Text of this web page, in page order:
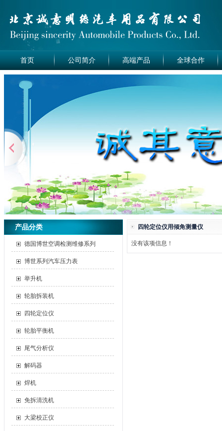
首页 公司简介 高端产品 全球合作
产品分类
德国博世空调检测维修系列
博世系列汽车压力表
举升机
轮胎拆装机
四轮定位仪
轮胎平衡机
尾气分析仪
解码器
焊机
免拆清洗机
大梁校正仪
四轮定位仪用倾角测量仪
没有该项信息！